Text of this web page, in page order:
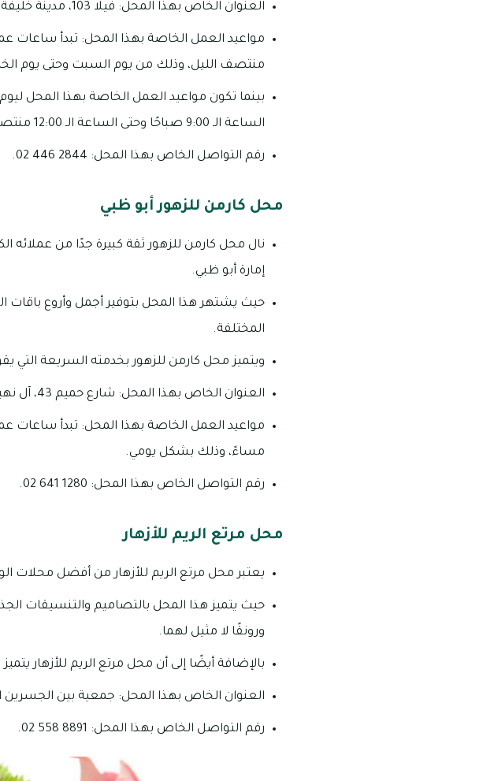
العنوان الخاص بهذا المحل: فيلا 103، مدينة خليفة ـ إمارة أبو ظبي ـ دولة الإمارات العربية المتحدة.
منتصف الليل، وذلك من يوم السبت وحتى يوم
بينما تكون مواعيد العمل الخاصة بهذا المحل
الساعة الـ 9:00 صباحًا وحتى الساعة الـ 12:00 منتصف الليل.
رقم التواصل الخاص بهذا المحل: 2844 446 02.
محل كارمن للزهور أبو ظبي
نال محل كارمن للزهور ثقة كبيرة جدًا من عملائه
إمارة أبو ظبي.
حيث يشتهر هذا المحل بتوفير أجمل وأروع باقات
المختلفة.
ويتميز محل كارمن للزهور بخدمته السريعة التي
العنوان الخاص بهذا المحل: شارع حميم 43، آل نهيان ـ إمارة أبو ظبي ـ دولة الإمارات العربية المتحدة.
مساءً، وذلك بشكل يومي.
رقم التواصل الخاص بهذا المحل: 1280 641 02.
محل مرتع الريم للأزهار
يعتبر محل مرتع الريم للأزهار من أفضل محلات
حيث يتميز هذا المحل بالتصاميم والتنسيقات
ورونقًا لا مثيل لهما.
بالإضافة أيضًا إلى أن محل مرتع الريم للأزهار
العنوان الخاص بهذا المحل: جمعية بين الجسرين
رقم التواصل الخاص بهذا المحل: 8891 558 02.